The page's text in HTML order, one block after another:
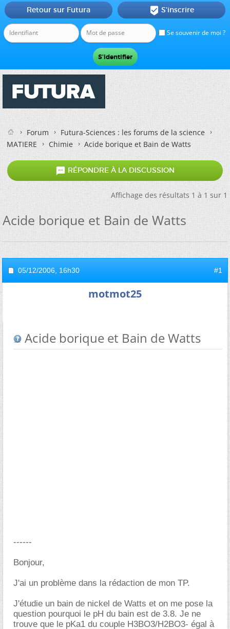
Se souvenir de moi ?
Retour sur Futura  S'inscrire
Forum
Futura-Sciences : les forums de la science
MATIERE
Chimie Acide borique et Bain de Watts
 RÉPONDRE À LA DISCUSSION
Affichage des résultats 1 à 1 sur 1
Acide borique et Bain de Watts
05/12/2006, 16h30 #1
motmot25
Acide borique et Bain de Watts
------
Bonjour,
J'ai un problème dans la rédaction de mon TP.
J'étudie un bain de nickel de Watts et on me pose la
question pourquoi le pH du bain est de 3.8. Je ne
trouve que le pKa1 du couple H3BO3/H2BO3- égal à